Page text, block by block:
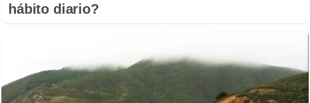
hábito diario?